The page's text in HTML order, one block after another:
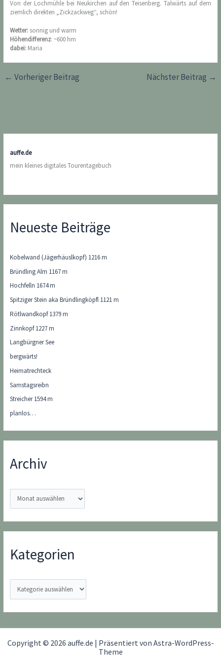
Von der Lochmühle bei Neukirchen auf den Teisenberg. Talwärts auf dem
ziemlich direkten „Zickzackweg“, schön!
Wetter: sonnig und warm
Höhendifferenz: ~600 hm
dabei: Maria
← Vorheriger Beitrag Nächster Beitrag →
auffe.de
mein kleines digitales Tourentagebuch
Neueste Beiträge
Kobelwand (Jägerhäuslkopf) 1216 m
Bründling Alm 1167 m
Hochfelln 1674 m
Spitziger Stein aka Bründlingköpfl 1121 m
Rötlwandkopf 1379 m
Zinnkopf 1227 m
Langbürgner See
bergwärts!
Heimatrechteck
Samstagsreibn
Streicher 1594 m
planlos…
Archiv
r
c
h
vKategorien
a
t
Copyright © 2026 auffe.de | Präsentiert von Astra-WordPress-
Theme